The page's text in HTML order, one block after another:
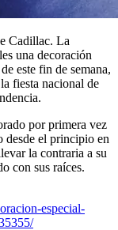
Cadillac. La
una decoración
este fin de semana,
fiesta nacional de
por primera vez
desde el principio en
la contraria a su
con sus raíces.
especial-